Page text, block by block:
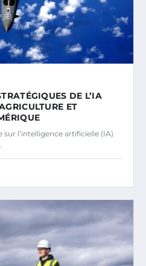
DE L’IA
ET
sur l’intelligence artificielle (IA)